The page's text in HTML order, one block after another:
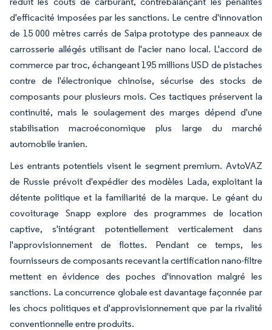
d'efficacité imposées par les sanctions. Le centre d'innovation
de 15 000 mètres carrés de Saipa prototype des panneaux de
carrosserie allégés utilisant de l'acier nano local. L'accord de
commerce par troc, échangeant 195 millions USD de pistaches
contre de l'électronique chinoise, sécurise des stocks de
composants pour plusieurs mois. Ces tactiques préservent la
continuité, mais le soulagement des marges dépend d'une
stabilisation macroéconomique plus large du marché
automobile iranien.
Les entrants potentiels visent le segment premium. AvtoVAZ
de Russie prévoit d'expédier des modèles Lada, exploitant la
détente politique et la familiarité de la marque. Le géant du
covoiturage Snapp explore des programmes de location
captive, s'intégrant potentiellement verticalement dans
l'approvisionnement de flottes. Pendant ce temps, les
fournisseurs de composants recevant la certification nano-filtre
mettent en évidence des poches d'innovation malgré les
sanctions. La concurrence globale est davantage façonnée par
les chocs politiques et d'approvisionnement que par la rivalité
conventionnelle entre produits.